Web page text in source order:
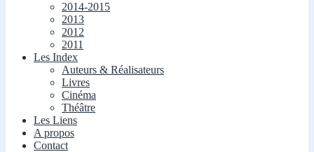
2014-2015
2013
2012
2011
Les Index
Auteurs & Réalisateurs
Livres
Cinéma
Théâtre
Les Liens
A propos
Contact